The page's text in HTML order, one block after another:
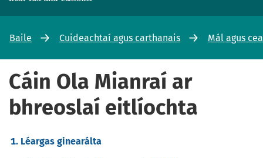
Baile Cuideachtaí agus carthanais Mál agus
Cáin Ola Mianraí ar
bhreoslaí eitlíochta
Léargas ginearálta